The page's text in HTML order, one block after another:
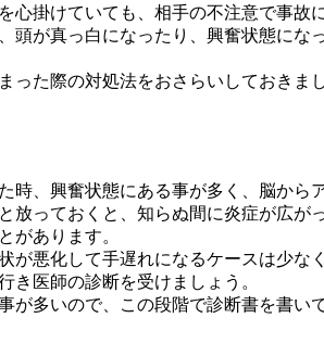
心掛けていても、相手の不注意で事故
頭が真っ白になったり、興奮状態にな
った際の対処法をおさらいしておきまし
時、興奮状態にある事が多く、脳から
放っておくと、知らぬ間に炎症が広が
があります。
が悪化して手遅れになるケースは少な
き医師の診断を受けましょう。
が多いので、この段階で診断書を書い